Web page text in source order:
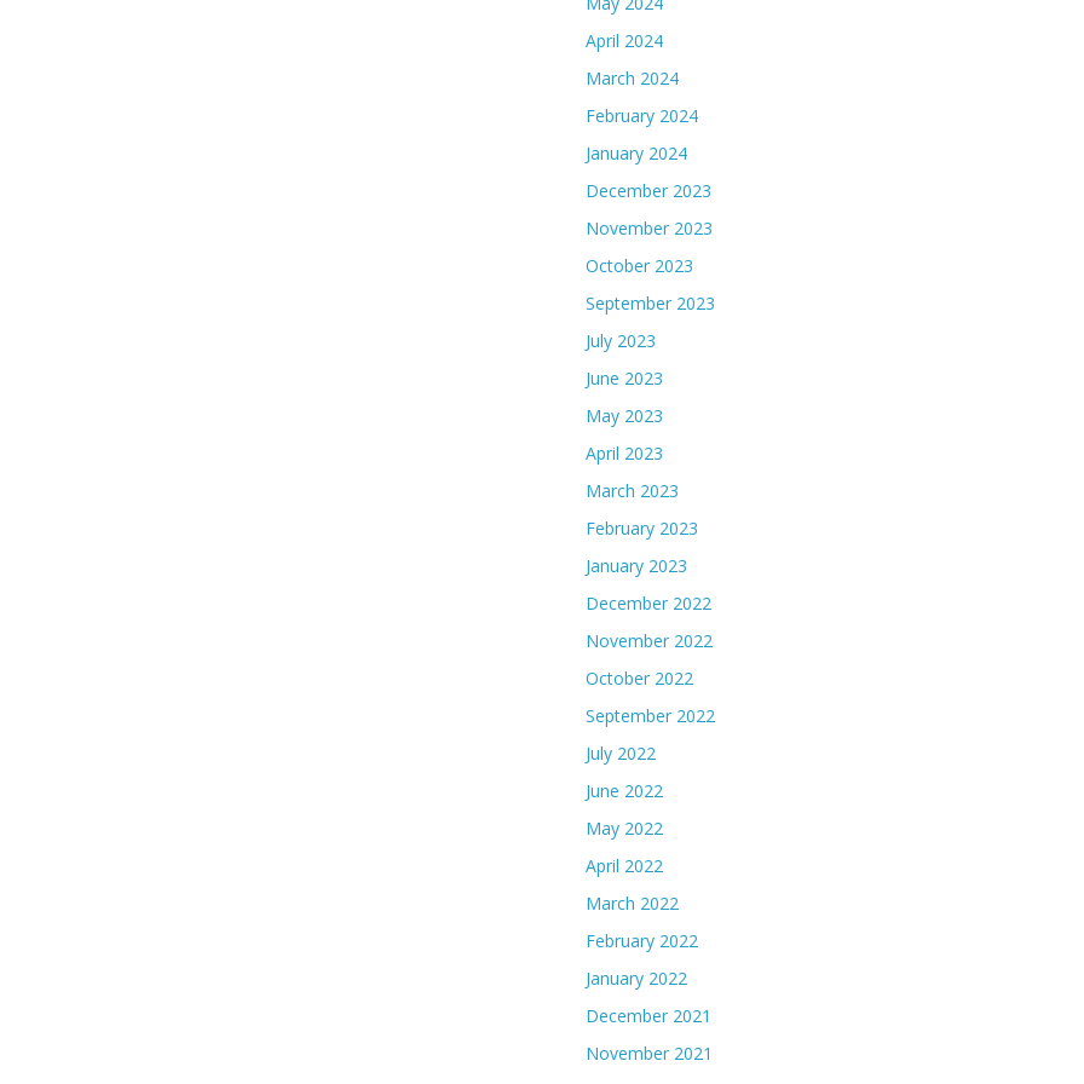
April 2024
March 2024
February 2024
January 2024
December 2023
November 2023
October 2023
September 2023
July 2023
June 2023
May 2023
April 2023
March 2023
February 2023
January 2023
December 2022
November 2022
October 2022
September 2022
July 2022
June 2022
May 2022
April 2022
March 2022
February 2022
January 2022
December 2021
November 2021